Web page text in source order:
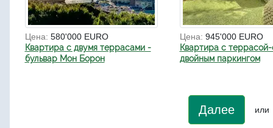
Цена: 580'000 EURO
Квартира с двумя террасами -
бульвар Мон Борон
Цена: 945'000 EURO
Квартира с
двойным паркингом
Далее или